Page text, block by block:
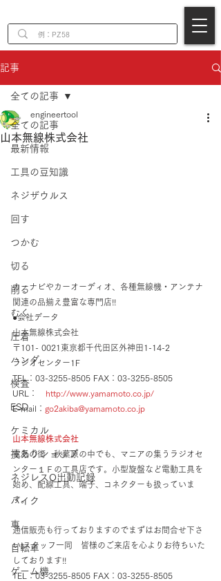
記事
全ての記事
最新情報
工具の豆知識
ネジザウルス
回す
つかむ
切る
削る
むく
圧着
ハンダ
検査
ESD
ケミカル
技ありショップ
ネジレスQ出動記録
バイク
車
自転車
ゲーム機
全ての記事
山本無線株式会社
engineertool
カーナビやカーオーディオ、各種無線機・アンテナ
関連の品揃え豊富な専門店!!
●会社データ
山本無線株式会社
〒101- 0021東京都千代田区外神田1-14-2
ラジオセンター1F
TEL：03-3255-8505 FAX：03-3255-8505
URL： http://www.yamamoto.co.jp/
E-mail： go2akiba@yamamoto.co.jp
山本無線株式会社
電気の街　秋葉原の中でも、マニアの集うラジオセ
ンター１Ｆの工具店です。小型旋盤など電動工具を
始め、配線工具、端子、コネクターも扱っていま
す。
通信販売も行っておりますのでまずはお問合せ下さ
い!スタッフ一同　皆様のご来店を心よりお待ちいた
しております!!
TEL：03-3255-8505 FAX：03-3255-8505